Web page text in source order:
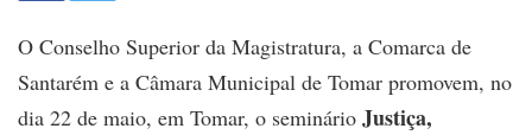
O Conselho Superior da Magistratura, a Comarca de
Santarém e a Câmara Municipal de Tomar promovem, no
dia 22 de maio, em Tomar, o seminário Justiça,